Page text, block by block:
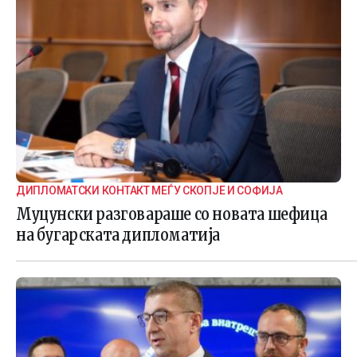
ДИПЛОМАТСКИ КОНТАКТ МЕЃУ СКОПЈЕ И СОФИЈА
Муцунски разговараше со новата шефица
на бугарската дипломатија